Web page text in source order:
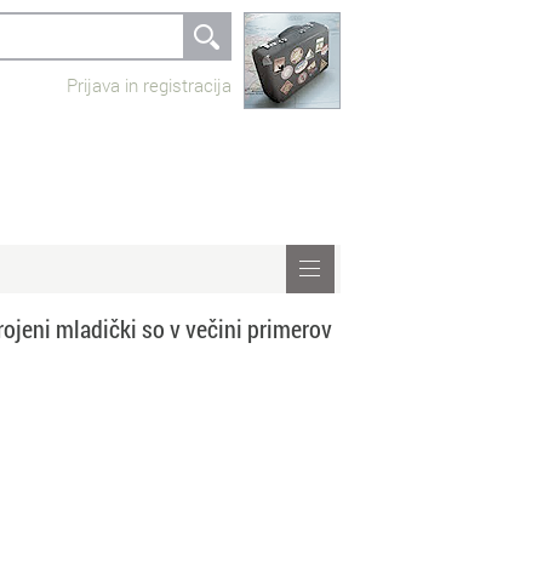
Prijava in registracija
mladički so v večini primerov